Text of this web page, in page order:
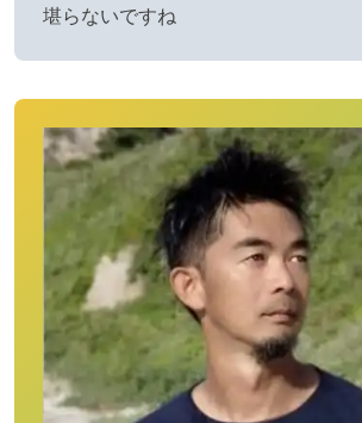
堪らないですね